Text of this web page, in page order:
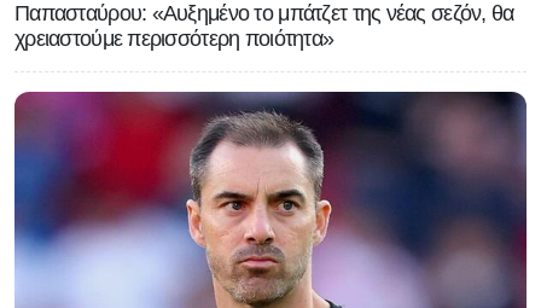
Παπασταύρου: «Αυξημένο το μπάτζετ της νέας σεζόν, θα
χρειαστούμε περισσότερη ποιότητα»